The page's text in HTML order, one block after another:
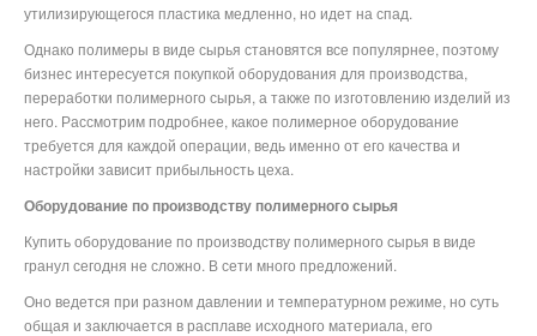
утилизирующегося пластика медленно, но идет на спад.
Однако полимеры в виде сырья становятся все популярнее, поэтому
бизнес интересуется покупкой оборудования для производства,
переработки полимерного сырья, а также по изготовлению изделий из
него. Рассмотрим подробнее, какое полимерное оборудование
требуется для каждой операции, ведь именно от его качества и
настройки зависит прибыльность цеха.
Оборудование по производству полимерного сырья
Купить оборудование по производству полимерного сырья в виде
гранул сегодня не сложно. В сети много предложений.
Оно ведется при разном давлении и температурном режиме, но суть
общая и заключается в расплаве исходного материала, его